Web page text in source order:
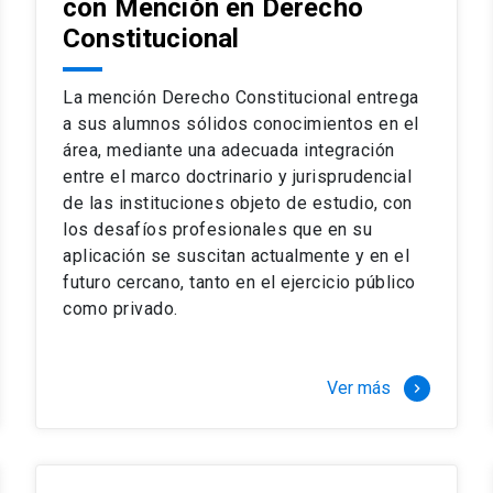
del programa hasta 8 semestres. Los alumnos que
principalmente a extranjeros, que permite concentrar
expectativas profesionales, eligiendo entre una variedad de
de graduación de diciembre a marzo.
complejo y sofisticado ejercicio profesional. La
de nuestros alumnos, tanto nacionales como
especialmente orientado a las necesidades de la
lectivos, seminarios de casos y actualización de
en los problemas legales más complejos.
perfeccionamiento en los conocimientos del área, tanto
compleja de los problemas que enfrenta nuestra
académico como en lo profesional, haciéndote
con Mención en Derecho
Constitucional
La mención Derecho Constitucional entrega
a sus alumnos sólidos conocimientos en el
área, mediante una adecuada integración
entre el marco doctrinario y jurisprudencial
de las instituciones objeto de estudio, con
los desafíos profesionales que en su
aplicación se suscitan actualmente y en el
futuro cercano, tanto en el ejercicio público
como privado.
Ver más keyboard_arrow_right